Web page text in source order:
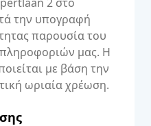
την υπογραφή
παρουσία του
μας. Η
με βάση την
ωριαία χρέωση.